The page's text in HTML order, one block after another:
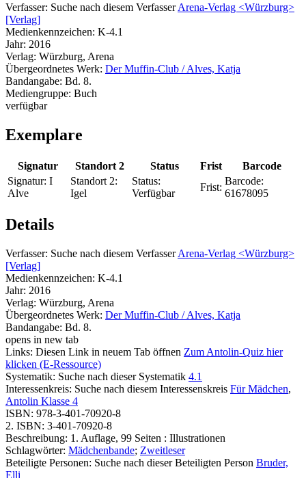
Verfasser: Suche nach diesem Verfasser Arena-Verlag <Würzburg>
[Verlag]
Medienkennzeichen: K-4.1
Jahr: 2016
Verlag: Würzburg, Arena
Übergeordnetes Werk: Der Muffin-Club / Alves, Katja
Bandangabe: Bd. 8.
Mediengruppe: Buch
verfügbar
Exemplare
Signatur Standort 2 Status Frist
Barcode
Signatur: I
Alve
Standort 2:
Igel
Status:
Verfügbar
Frist:
Barcode:
61678095
Details
Verfasser: Suche nach diesem Verfasser Arena-Verlag <Würzburg>
[Verlag]
Medienkennzeichen: K-4.1
Jahr: 2016
Verlag: Würzburg, Arena
Übergeordnetes Werk: Der Muffin-Club / Alves, Katja
Bandangabe: Bd. 8.
opens in new tab
Links: Diesen Link in neuem Tab öffnen Zum Antolin-Quiz hier
klicken (E-Ressource)
Systematik: Suche nach dieser Systematik 4.1
Interessenkreis: Suche nach diesem Interessenskreis Für Mädchen,
Antolin Klasse 4
ISBN: 978-3-401-70920-8
2. ISBN: 3-401-70920-8
Beschreibung: 1. Auflage, 99 Seiten : Illustrationen
Schlagwörter: Mädchenbande; Zweitleser
Beteiligte Personen: Suche nach dieser Beteiligten Person Bruder,
Elli